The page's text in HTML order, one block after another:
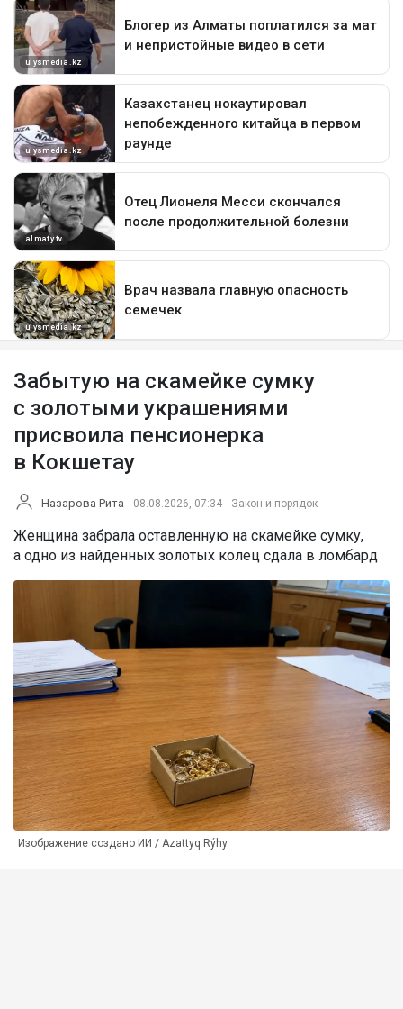
Забытую на скамейке сумку
с золотыми украшениями
присвоила пенсионерка
в Кокшетау
Назарова Рита 08.08.2026, 07:34 Закон и порядок
Женщина забрала оставленную на скамейке сумку,
а одно из найденных золотых колец сдала в ломбард
Изображение создано ИИ / Azattyq Rýhy